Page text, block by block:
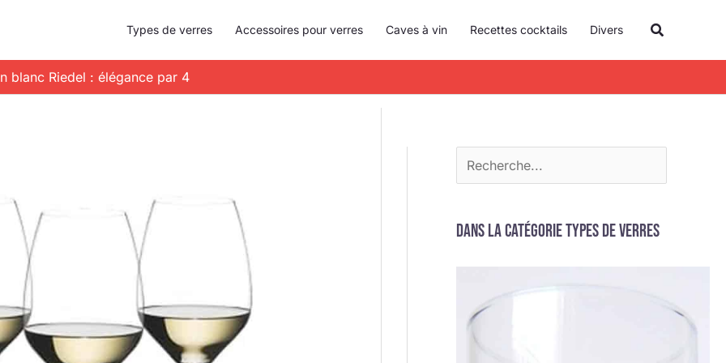
Types de verres Accessoires pour verres Caves à vin Recettes cocktails Divers
blanc Riedel : élégance par 4
c
h
e
Dans la catégorie Types de verres